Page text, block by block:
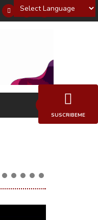
Powered by
SUSCRIBEME